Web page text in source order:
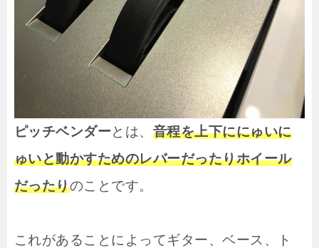
ピッチベンダーとは、 音程を上下ににゅいに
ゅいと動かすためのレバーだったりホイール
だったりのことです。
これがあることによってギター、ベース、ト